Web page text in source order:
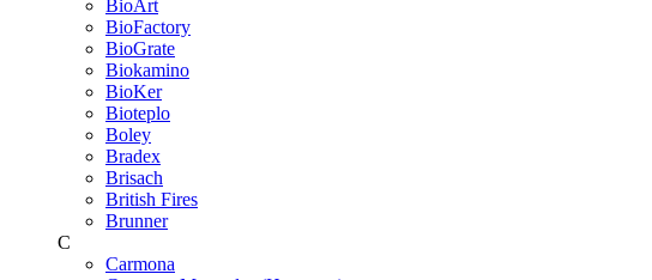
BioArt
BioFactory
BioGrate
Biokamino
BioKer
Bioteplo
Boley
Bradex
Brisach
British Fires
Brunner
C
Carmona